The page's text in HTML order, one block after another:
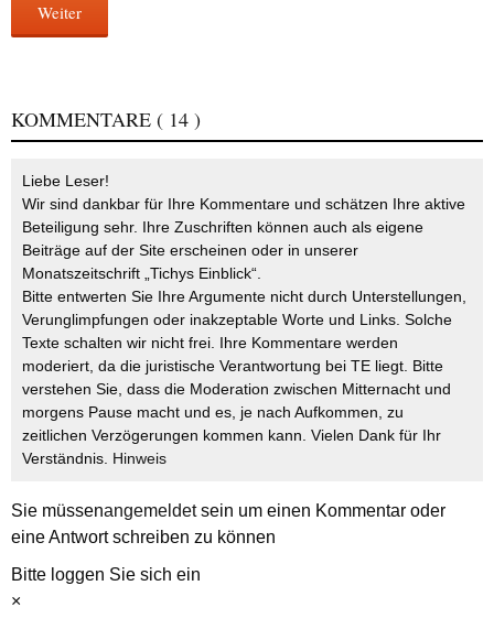
Weiter
KOMMENTARE ( 14 )
Liebe Leser!
Wir sind dankbar für Ihre Kommentare und schätzen Ihre aktive
Beteiligung sehr. Ihre Zuschriften können auch als eigene
Beiträge auf der Site erscheinen oder in unserer
Monatszeitschrift „Tichys Einblick“.
Bitte entwerten Sie Ihre Argumente nicht durch Unterstellungen,
Verunglimpfungen oder inakzeptable Worte und Links. Solche
Texte schalten wir nicht frei. Ihre Kommentare werden
moderiert, da die juristische Verantwortung bei TE liegt. Bitte
verstehen Sie, dass die Moderation zwischen Mitternacht und
morgens Pause macht und es, je nach Aufkommen, zu
zeitlichen Verzögerungen kommen kann. Vielen Dank für Ihr
Verständnis. Hinweis
Sie müssenangemeldetsein um einen Kommentar oder
eine Antwort schreiben zu können
Bitte loggen Sie sich ein
×